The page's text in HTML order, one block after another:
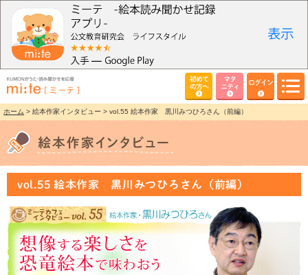
初めて
の方へ
マタ
ニティ
ログイン
ホーム > 絵本作家インタビュー > vol.55 絵本作家 黒川みつひろさん（前編）
vol.55 絵本作家 黒川みつひろさん（前編）